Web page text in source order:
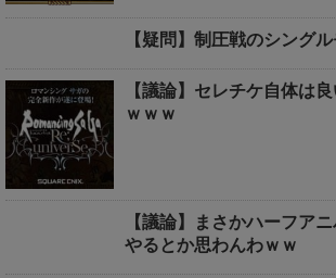
【疑問】制圧戦のシング
【議論】セレチケ自体は
ｗｗｗ
【議論】まさかハーフア
やるとか思わんわｗｗ